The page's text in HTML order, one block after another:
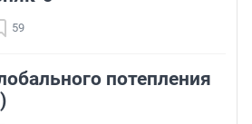
59
потепления